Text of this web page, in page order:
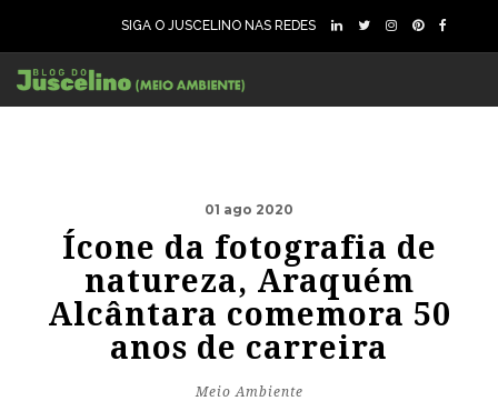
SIGA O JUSCELINO NAS REDES
01 ago 2020
Ícone da fotografia de
natureza, Araquém
Alcântara comemora 50
anos de carreira
Meio Ambiente